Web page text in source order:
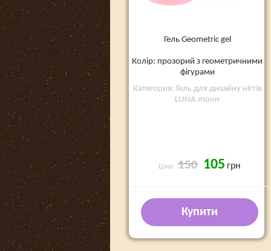
Гель Geometric gel
Колір: прозорий з геометричними
фігурами
Категория: Гель для дизайну нігтів
LUNA moon
Ціна: 150 105 грн
Купити